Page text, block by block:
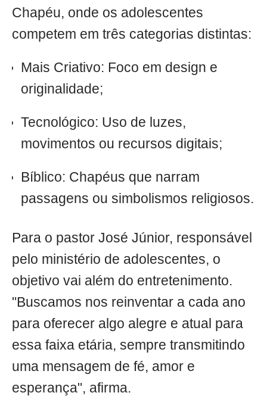
Chapéu, onde os adolescentes
competem em três categorias distintas:
Mais Criativo: Foco em design e
originalidade;
Tecnológico: Uso de luzes,
movimentos ou recursos digitais;
Bíblico: Chapéus que narram
passagens ou simbolismos religiosos.
Para o pastor José Júnior, responsável
pelo ministério de adolescentes, o
objetivo vai além do entretenimento.
"Buscamos nos reinventar a cada ano
para oferecer algo alegre e atual para
essa faixa etária, sempre transmitindo
uma mensagem de fé, amor e
esperança", afirma.